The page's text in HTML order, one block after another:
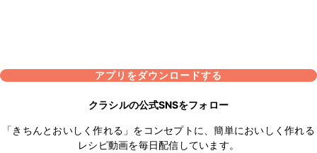
アプリをダウンロードする
クラシルの公式SNSをフォロー
「きちんとおいしく作れる」をコンセプトに、簡単においしく作れる
レシピ動画を毎日配信しています。